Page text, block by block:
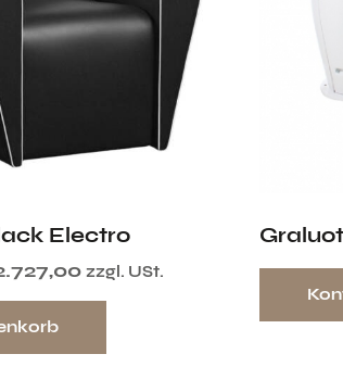
Electro
zzgl. USt.